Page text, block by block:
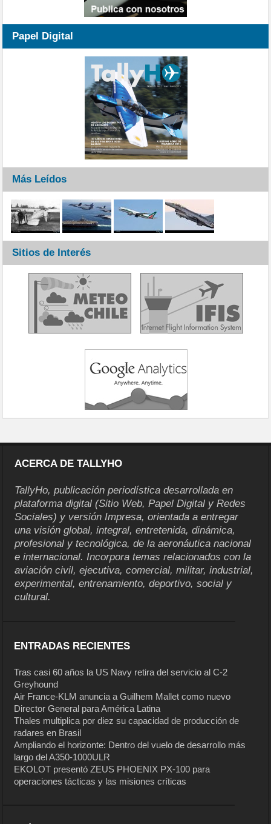
Papel Digital
Más Leídos
Sitios de Interés
ACERCA DE TALLYHO
TallyHo, publicación periodística desarrollada en
plataforma digital (Sitio Web, Papel Digital y Redes
Sociales) y versión Impresa, orientada a entregar
una visión global, integral, entretenida, dinámica,
profesional y tecnológica, de la aeronáutica nacional
e internacional. Incorpora temas relacionados con la
aviación civil, ejecutiva, comercial, militar, industrial,
experimental, entrenamiento, deportivo, social y
cultural.
ENTRADAS RECIENTES
Tras casi 60 años la US Navy retira del servicio al C-2
Greyhound
Air France-KLM anuncia a Guilhem Mallet como nuevo
Director General para América Latina
Thales multiplica por diez su capacidad de producción de
radares en Brasil
Ampliando el horizonte: Dentro del vuelo de desarrollo más
largo del A350-1000ULR
EKOLOT presentó ZEUS PHOENIX PX-100 para
operaciones tácticas y las misiones críticas